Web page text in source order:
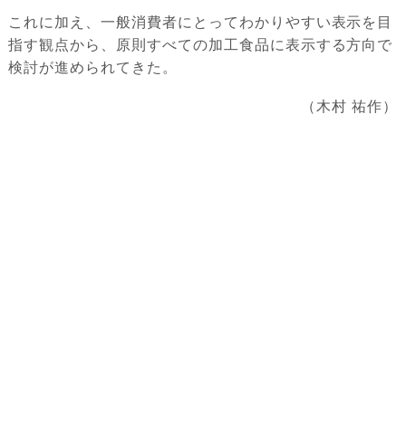
これに加え、一般消費者にとってわかりやすい表示を目
指す観点から、原則すべての加工食品に表示する方向で
検討が進められてきた。
（木村 祐作）